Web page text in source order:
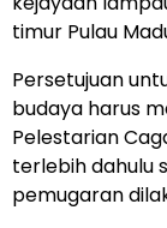
timur Pulau
Persetujuan
budaya harus
Pelestarian
terlebih dahulu
pemugaran